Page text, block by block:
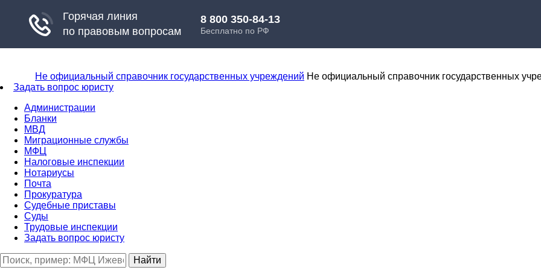
Не официальный справочник государственных учреждений Не официальный справочник государственных
Задать вопрос юристу
Администрации
Бланки
МВД
Миграционные службы
МФЦ
Налоговые инспекции
Нотариусы
Почта
Прокуратура
Судебные приставы
Суды
Трудовые инспекции
Задать вопрос юристу